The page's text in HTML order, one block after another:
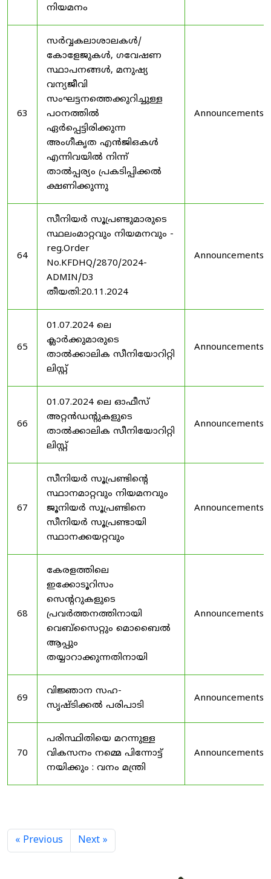
നിയമനം
63
സർവ്വകലാശാലകൾ/
കോളേജുകൾ, ഗവേഷണ
സ്ഥാപനങ്ങൾ, മനുഷ്യ
വന്യജീവി
സംഘട്ടനത്തെക്കുറിച്ചുള്ള
പഠനത്തിൽ
ഏർപ്പെട്ടിരിക്കുന്ന
അംഗീകൃത എൻജിഒകൾ
എന്നിവയിൽ നിന്ന്
താൽപ്പര്യം പ്രകടിപ്പിക്കൽ
ക്ഷണിക്കുന്നു
Announcements
64
സീനിയർ സൂപ്രണ്ടുമാരുടെ
സ്ഥലംമാറ്റവും നിയമനവും -
reg.Order
No.KFDHQ/2870/2024-
ADMIN/D3
തീയതി:20.11.2024
Announcements
65
01.07.2024 ലെ
ക്ലാർക്കുമാരുടെ
താൽക്കാലിക സീനിയോറിറ്റി
ലിസ്റ്റ്
Announcements
66
01.07.2024 ലെ ഓഫീസ്
അറ്റൻഡൻ്റുകളുടെ
താൽക്കാലിക സീനിയോറിറ്റി
ലിസ്റ്റ്
Announcements
67
സീനിയർ സൂപ്രണ്ടിൻ്റെ
സ്ഥാനമാറ്റവും നിയമനവും
ജൂനിയർ സൂപ്രണ്ടിനെ
സീനിയർ സൂപ്രണ്ടായി
സ്ഥാനക്കയറ്റവും
Announcements
68
കേരളത്തിലെ
ഇക്കോടൂറിസം
സെന്ററുകളുടെ
പ്രവർത്തനത്തിനായി
വെബ്സൈറ്റും മൊബൈൽ
ആപ്പും
തയ്യാറാക്കുന്നതിനായി
Announcements
69
വിജ്ഞാന സഹ-
സൃഷ്ടിക്കൽ പരിപാടി
Announcements
70
പരിസ്ഥിതിയെ മറന്നുള്ള
വികസനം നമ്മെ പിന്നോട്ട്
നയിക്കും : വനം മന്ത്രി
Announcements
« Previous Next »